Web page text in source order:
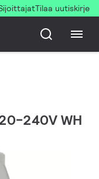
Tilaa uutiskirje
240V WH